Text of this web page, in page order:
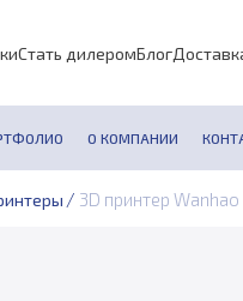
Стать дилеромБлог
О КОМПАНИИ
/ 3D принтер